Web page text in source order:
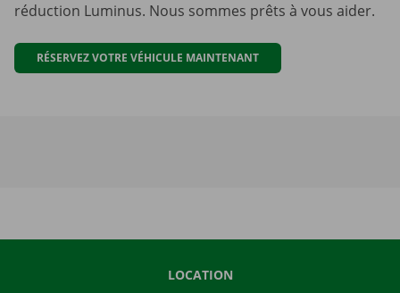
réduction Luminus. Nous sommes prêts à vous aider.
RÉSERVEZ VOTRE VÉHICULE MAINTENANT
LOCATION